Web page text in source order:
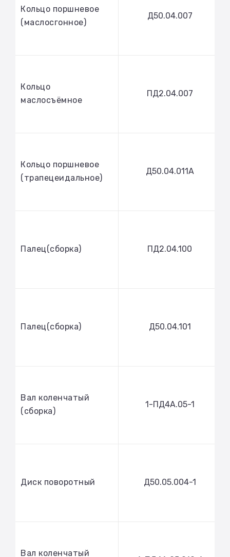
Кольцо поршневое
(маслосгонное)
Д50.04.007
Кольцо
маслосъёмное
ПД2.04.007
Кольцо поршневое
(трапецеидальное)
Д50.04.011А
Палец(сборка) ПД2.04.100
Палец(сборка) Д50.04.101
Вал коленчатый
(сборка)
1-ПД4А.05-1
Диск поворотный Д50.05.004-1
Вал коленчатый